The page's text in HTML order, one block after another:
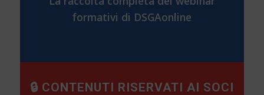
formativi di DSGAonline
🔒 CONTENUTI RISERVATI AI SOCI